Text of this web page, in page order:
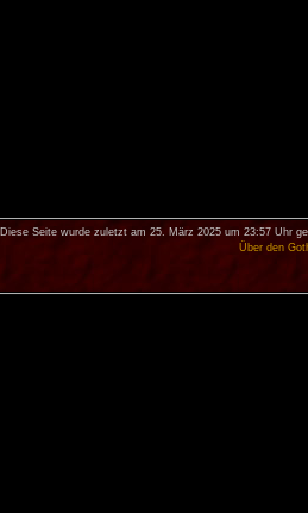
Diese Seite wurde zuletzt am 25. März 2025 um 23:57 Uhr
Über den